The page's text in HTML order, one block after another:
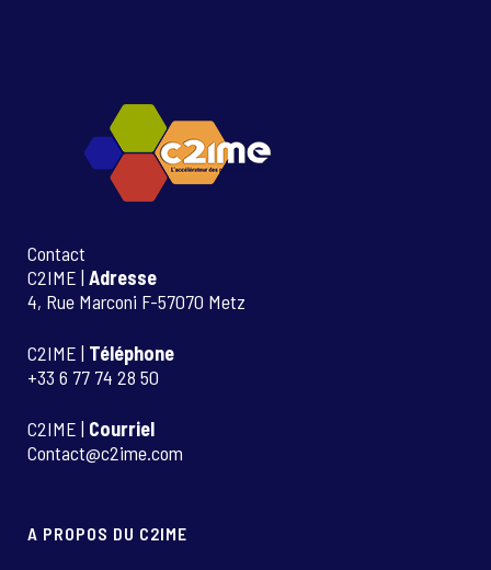
Contact
C2IME | Adresse
4, Rue Marconi F-57070 Metz
C2IME | Téléphone
+33 6 77 74 28 50
C2IME | Courriel
Contact@c2ime.com
A PROPOS DU C2IME